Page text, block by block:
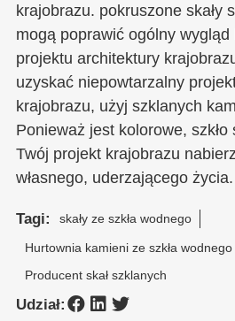
krajobrazu. pokruszone skały
mogą poprawić ogólny wygląd
projektu architektury
uzyskać niepowtarzalny
krajobrazu, użyj szklanych
Ponieważ jest kolorowe, szkło
Twój projekt krajobrazu
własnego, uderzającego życia.
Tagi: skały ze szkła wodnego
Hurtownia kamieni ze szkła wodnego
Producent skał szklanych
Udział: